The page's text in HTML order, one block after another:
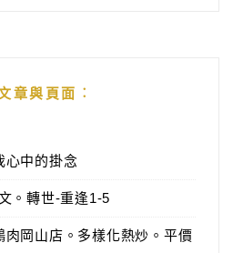
章與頁面︰
心中的掛念
。轉世-重逢1-5
肉岡山店。多樣化熱炒。平價